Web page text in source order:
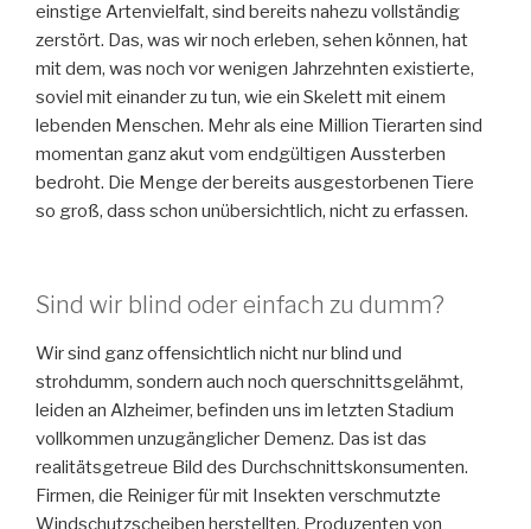
einstige Artenvielfalt, sind bereits nahezu vollständig
zerstört. Das, was wir noch erleben, sehen können, hat
mit dem, was noch vor wenigen Jahrzehnten existierte,
soviel mit einander zu tun, wie ein Skelett mit einem
lebenden Menschen. Mehr als eine Million Tierarten sind
momentan ganz akut vom endgültigen Aussterben
bedroht. Die Menge der bereits ausgestorbenen Tiere
so groß, dass schon unübersichtlich, nicht zu erfassen.
Sind wir blind oder einfach zu dumm?
Wir sind ganz offensichtlich nicht nur blind und
strohdumm, sondern auch noch querschnittsgelähmt,
leiden an Alzheimer, befinden uns im letzten Stadium
vollkommen unzugänglicher Demenz. Das ist das
realitätsgetreue Bild des Durchschnittskonsumenten.
Firmen, die Reiniger für mit Insekten verschmutzte
Windschutzscheiben herstellten, Produzenten von